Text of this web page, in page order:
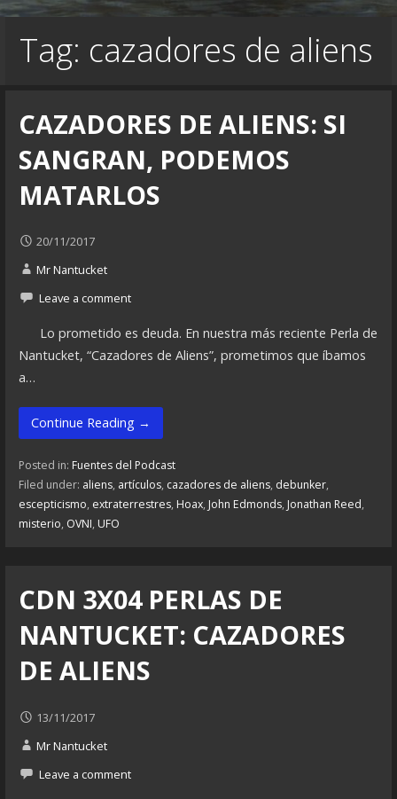
Tag: cazadores de aliens
CAZADORES DE ALIENS: SI
SANGRAN, PODEMOS
MATARLOS
20/11/2017
Mr Nantucket
Leave a comment
Lo prometido es deuda. En nuestra más reciente Perla de
Nantucket, “Cazadores de Aliens”, prometimos que íbamos
a…
Continue Reading →
Posted in: Fuentes del Podcast
Filed under: aliens, artículos, cazadores de aliens, debunker,
escepticismo, extraterrestres, Hoax, John Edmonds, Jonathan Reed,
misterio, OVNI, UFO
CDN 3X04 PERLAS DE
NANTUCKET: CAZADORES
DE ALIENS
13/11/2017
Mr Nantucket
Leave a comment